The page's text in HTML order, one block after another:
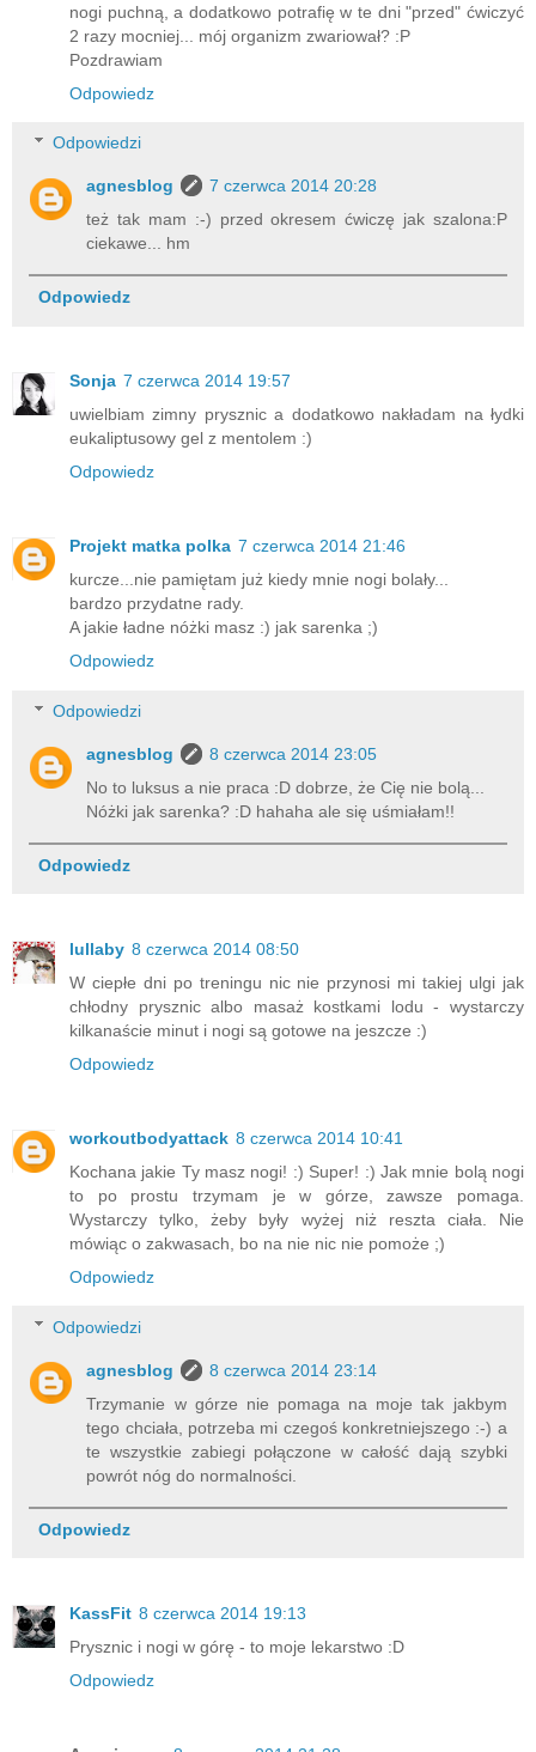
nogi puchną, a dodatkowo potrafię w te dni "przed" ćwiczyć
2 razy mocniej... mój organizm zwariował? :P
Pozdrawiam
Odpowiedz
Odpowiedzi
agnesblog
7 czerwca 2014 20:28
też tak mam :-) przed okresem ćwiczę jak szalona:P
ciekawe... hm
Odpowiedz
Sonja 7 czerwca 2014 19:57
uwielbiam zimny prysznic a dodatkowo nakładam na łydki
eukaliptusowy gel z mentolem :)
Odpowiedz
Projekt matka polka 7 czerwca 2014 21:46
kurcze...nie pamiętam już kiedy mnie nogi bolały...
bardzo przydatne rady.
A jakie ładne nóżki masz :) jak sarenka ;)
Odpowiedz
Odpowiedzi
agnesblog
8 czerwca 2014 23:05
No to luksus a nie praca :D dobrze, że Cię nie bolą...
Nóżki jak sarenka? :D hahaha ale się uśmiałam!!
Odpowiedz
lullaby 8 czerwca 2014 08:50
W ciepłe dni po treningu nic nie przynosi mi takiej ulgi jak
chłodny prysznic albo masaż kostkami lodu - wystarczy
kilkanaście minut i nogi są gotowe na jeszcze :)
Odpowiedz
workoutbodyattack 8 czerwca 2014 10:41
Kochana jakie Ty masz nogi! :) Super! :) Jak mnie bolą nogi
to po prostu trzymam je w górze, zawsze pomaga.
Wystarczy tylko, żeby były wyżej niż reszta ciała. Nie
mówiąc o zakwasach, bo na nie nic nie pomoże ;)
Odpowiedz
Odpowiedzi
agnesblog
8 czerwca 2014 23:14
Trzymanie w górze nie pomaga na moje tak jakbym
tego chciała, potrzeba mi czegoś konkretniejszego :-) a
te wszystkie zabiegi połączone w całość dają szybki
powrót nóg do normalności.
Odpowiedz
KassFit 8 czerwca 2014 19:13
Prysznic i nogi w górę - to moje lekarstwo :D
Odpowiedz